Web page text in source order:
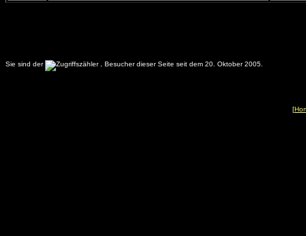
Sie sind der . Besucher dieser Seite seit dem 20. Oktober 2005.
[